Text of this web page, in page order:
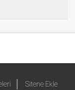
Sitene Ekle